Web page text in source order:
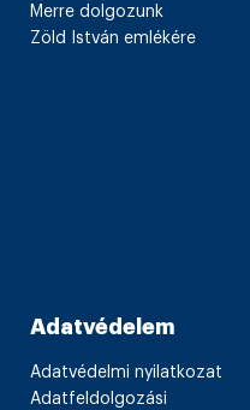
Merre dolgozunk
Zöld István emlékére
Adatvédelem
Adatvédelmi nyilatkozat
Adatfeldolgozási